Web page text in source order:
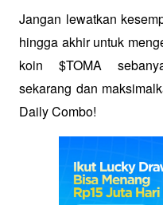
Jangan lewatkan
hingga akhir untuk
koin $TOMA
sekarang dan
Daily Combo!